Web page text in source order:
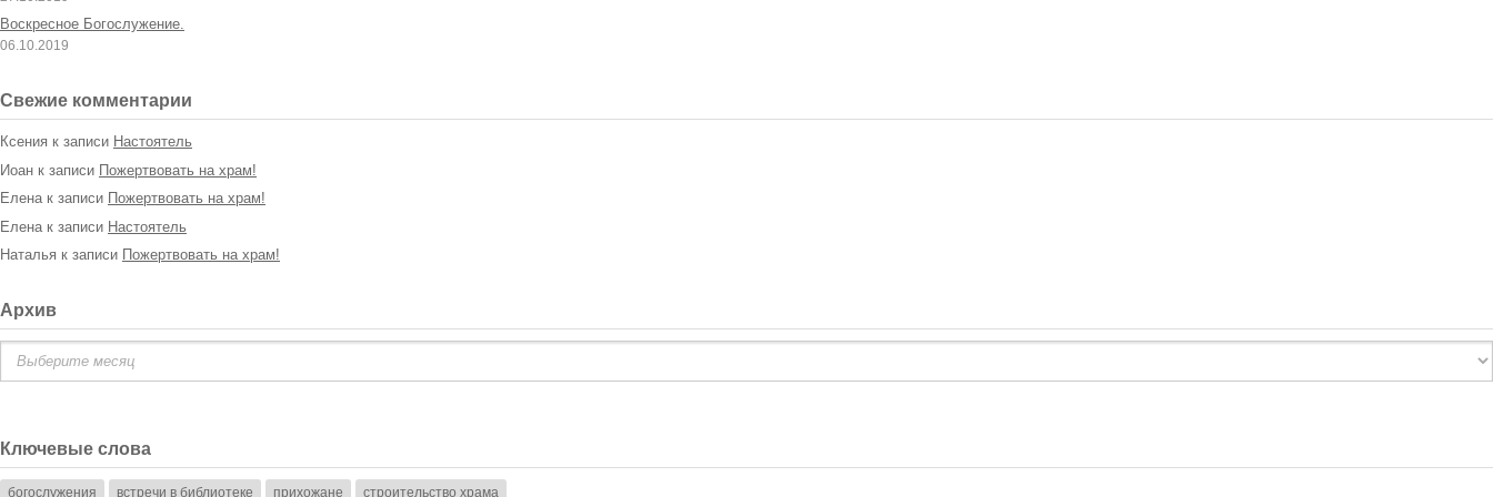
Воскресное Богослужение.
06.10.2019
Свежие комментарии
Ксения к записи Настоятель
Иоан к записи Пожертвовать на храм!
Еленак записи Пожертвовать на храм!
Елена к записи Настоятель
Наталья к записи Пожертвовать на храм!
Архив
Архив
Ключевые слова
богослужения встречи в библиотеке прихожане строительство храма